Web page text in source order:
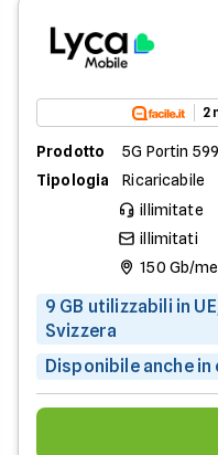
2
Prodotto
5G Portin 599
Tipologia
Ricaricabile
illimitate
illimitati
150 Gb/
9 GB utilizzabili in
Svizzera
Disponibile anche in